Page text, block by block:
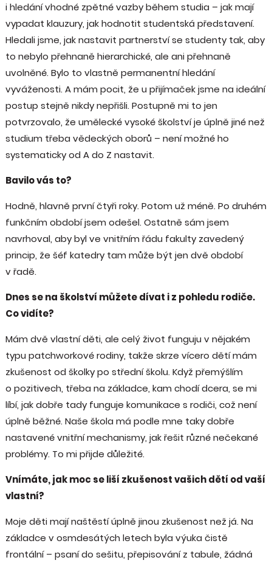
i hledání vhodné zpětné vazby během studia – jak mají
vypadat klauzury, jak hodnotit studentská představení.
Hledali jsme, jak nastavit partnerství se studenty tak, aby
to nebylo přehnaně hierarchické, ale ani přehnaně
uvolněné. Bylo to vlastně permanentní hledání
vyváženosti. A mám pocit, že u přijímaček jsme na ideální
postup stejně nikdy nepřišli. Postupně mi to jen
potvrzovalo, že umělecké vysoké školství je úplně jiné než
studium třeba vědeckých oborů – není možné ho
systematicky od A do Z nastavit.
Bavilo vás to?
Hodně, hlavně první čtyři roky. Potom už méně. Po druhém
funkčním období jsem odešel. Ostatně sám jsem
navrhoval, aby byl ve vnitřním řádu fakulty zavedený
princip, že šéf katedry tam může být jen dvě období
v řadě.
Dnes se na školství můžete dívat i z pohledu rodiče.
Co vidíte?
Mám dvě vlastní děti, ale celý život funguju v nějakém
typu patchworkové rodiny, takže skrze vícero dětí mám
zkušenost od školky po střední školu. Když přemýšlím
o pozitivech, třeba na základce, kam chodí dcera, se mi
líbí, jak dobře tady funguje komunikace s rodiči, což není
úplně běžné. Naše škola má podle mne taky dobře
nastavené vnitřní mechanismy, jak řešit různé nečekané
problémy. To mi přijde důležité.
Vnímáte, jak moc se liší zkušenost vašich dětí od vaší
vlastní?
Moje děti mají naštěstí úplně jinou zkušenost než já. Na
základce v osmdesátých letech byla výuka čistě
frontální – psaní do sešitu, přepisování z tabule, žádná